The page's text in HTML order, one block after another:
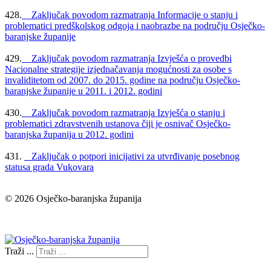
428. Zaključak povodom razmatranja Informacije o stanju i
problematici predškolskog odgoja i naobrazbe na području Osječko-
baranjske županije
429. Zaključak povodom razmatranja Izvješća o provedbi
Nacionalne strategije izjednačavanja mogućnosti za osobe s
invaliditetom od 2007. do 2015. godine na području Osječko-
baranjske županije u 2011. i 2012. godini
430. Zaključak povodom razmatranja Izvješća o stanju i
problematici zdravstvenih ustanova čiji je osnivač Osječko-
baranjska županija u 2012. godini
431.
Zaključak o potpori inicijativi za utvrđivanje posebnog
statusa grada Vukovara
© 2026 Osječko-baranjska županija
Traži ...